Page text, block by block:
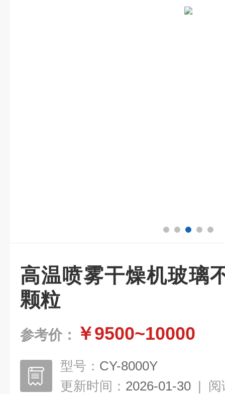
高温喷雾干燥机玻璃
颗粒
参考价： ￥9500~10000
型号： CY-8000Y
更新时间： 2026-01-30 | 阅